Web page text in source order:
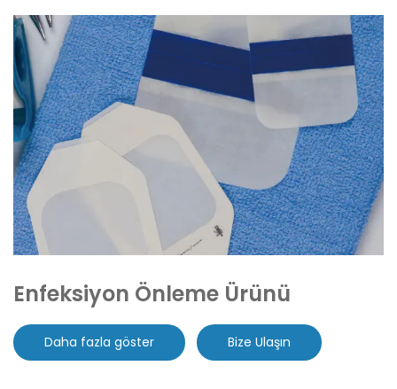
Enfeksiyon Önleme Ürünü
Daha fazla göster Bize Ulaşın